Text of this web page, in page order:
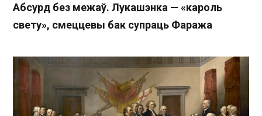
Абсурд без межаў. Лукашэнка — «кароль
свету», смеццевы бак супраць Фаража